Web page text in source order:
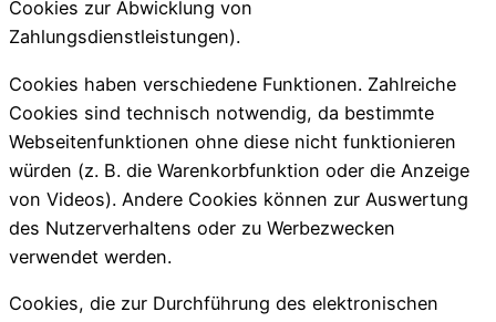
Cookies zur Abwicklung von
Zahlungsdienstleistungen).
Cookies haben verschiedene Funktionen. Zahlreiche
Cookies sind technisch notwendig, da bestimmte
Webseitenfunktionen ohne diese nicht funktionieren
würden (z. B. die Warenkorbfunktion oder die Anzeige
von Videos). Andere Cookies können zur Auswertung
des Nutzerverhaltens oder zu Werbezwecken
verwendet werden.
Cookies, die zur Durchführung des elektronischen